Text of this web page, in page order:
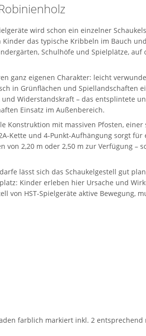
wird schon ein einzelner
das typische Kribbeln im Bauch
Schulhöfe und Spielplätze, auf
ganz eigenen Charakter: leicht
in Grünflächen und
Widerstandskraft – das entsplintete
Einsatz im Außenbereich.
Konstruktion mit massiven Pfosten,
Kette und 4-Punkt-Aufhängung sorgt
2,20 m oder 2,50 m zur Verfügung –
lässt sich das Schaukelgestell gut
Kinder erleben hier Ursache und
von HST-Spielgeräte aktive Bewegung,
farblich markiert inkl. 2